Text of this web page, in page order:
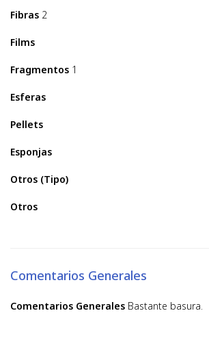
Fibras 2
Films
Fragmentos 1
Esferas
Pellets
Esponjas
Otros (Tipo)
Otros
Comentarios Generales
Comentarios Generales Bastante basura.